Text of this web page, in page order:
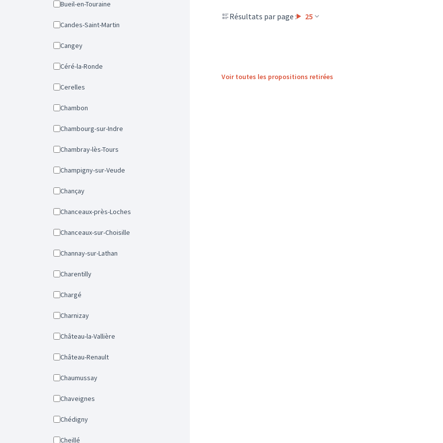
Bueil-en-Touraine
Candes-Saint-Martin
Cangey
Céré-la-Ronde
Cerelles
Chambon
Chambourg-sur-Indre
Chambray-lès-Tours
Champigny-sur-Veude
Chançay
Chanceaux-près-Loches
Chanceaux-sur-Choisille
Channay-sur-Lathan
Charentilly
Chargé
Charnizay
Château-la-Vallière
Château-Renault
Chaumussay
Chaveignes
Chédigny
Cheillé
Résultats par page : 25
Voir toutes les propositions retirées